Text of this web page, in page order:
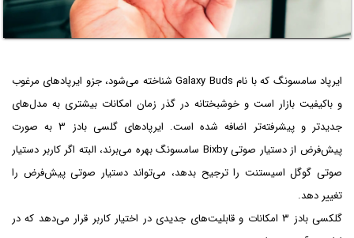
ایرپاد سامسونگ که با نام Galaxy Buds شناخته می‌شود، جزو ایرپادهای مرغوب
و باکیفیت بازار است و خوشبختانه در گذر زمان امکانات بیشتری به مدل‌های
جدیدتر و پیشرفته‌تر اضافه شده است. ایرپادهای گلسی بادز ۳ به صورت
پیش‌فرض از دستیار صوتی Bixby سامسونگ بهره می‌برند، البته اگر کاربر دستیار
صوتی گوگل اسیستنت را ترجیح بدهد، می‌تواند دستیار صوتی پیش‌فرض را
تغییر دهد.
گلکسی بادز ۳ امکانات و قابلیت‌های جدیدی در اختیار کاربر قرار می‌دهد که در